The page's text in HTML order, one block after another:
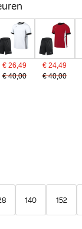
€ 26,49
€ 40,00
€ 24,49
€ 40,00
140 152